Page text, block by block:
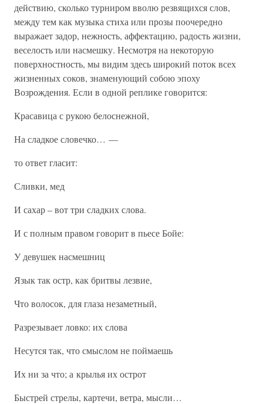
действию, сколько турниром вволю резвящихся слов,
между тем как музыка стиха или прозы поочередно
выражает задор, нежность, аффектацию, радость жизни,
веселость или насмешку. Несмотря на некоторую
поверхностность, мы видим здесь широкий поток всех
жизненных соков, знаменующий собою эпоху
Возрождения. Если в одной реплике говорится:
Красавица с рукою белоснежной,
На сладкое словечко… —
то ответ гласит:
Сливки, мед
И сахар – вот три сладких слова.
И с полным правом говорит в пьесе Бойе:
У девушек насмешниц
Язык так остр, как бритвы лезвие,
Что волосок, для глаза незаметный,
Разрезывает ловко: их слова
Несутся так, что смыслом не поймаешь
Их ни за что; а крылья их острот
Быстрей стрелы, картечи, ветра, мысли…